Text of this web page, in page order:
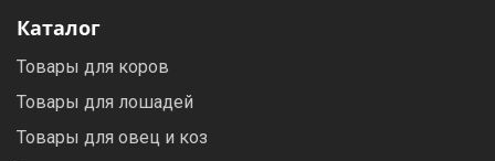
Каталог
Товары для коров
Товары для лошадей
Товары для овец и коз